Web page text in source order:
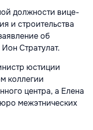
должности вице-
и строительства
об
Стратулат.
юстиции
коллегии
центра, а Елена
межэтнических